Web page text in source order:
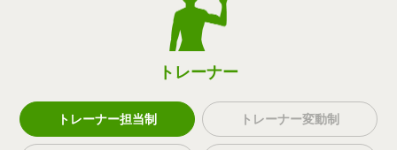
トレーナー
トレーナー担当制 トレーナー変動制